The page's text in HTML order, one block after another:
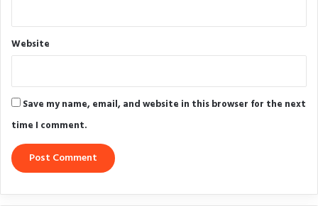
Website
Save my name, email, and website in this browser for the next
time I comment.